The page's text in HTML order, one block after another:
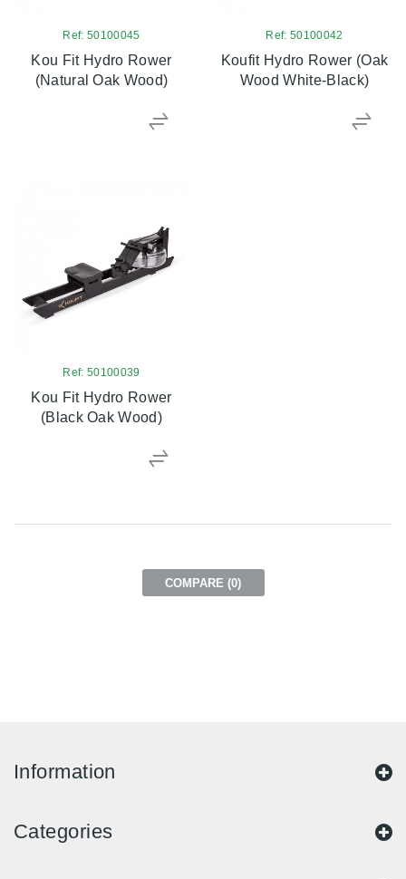
Ref: 50100045
Kou Fit Hydro Rower
(Natural Oak Wood)
Ref: 50100042
Koufit Hydro Rower (Oak
Wood White-Black)
Ref: 50100039
Kou Fit Hydro Rower
(Black Oak Wood)
COMPARE (0)
Information
Categories